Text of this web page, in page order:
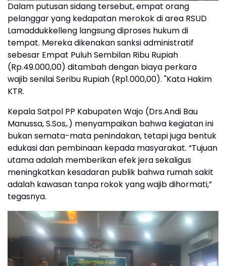
Dalam putusan sidang tersebut, empat orang
pelanggar yang kedapatan merokok di area RSUD
Lamaddukkelleng langsung diproses hukum di
tempat. Mereka dikenakan sanksi administratif
sebesar Empat Puluh Sembilan Ribu Rupiah
(Rp.49.000,00) ditambah dengan biaya perkara
wajib senilai Seribu Rupiah (Rp1.000,00). "Kata Hakim
KTR.
Kepala Satpol PP Kabupaten Wajo (Drs.Andi Bau
Manussa, S.Sos,.) menyampaikan bahwa kegiatan ini
bukan semata-mata penindakan, tetapi juga bentuk
edukasi dan pembinaan kepada masyarakat. “Tujuan
utama adalah memberikan efek jera sekaligus
meningkatkan kesadaran publik bahwa rumah sakit
adalah kawasan tanpa rokok yang wajib dihormati,”
tegasnya.